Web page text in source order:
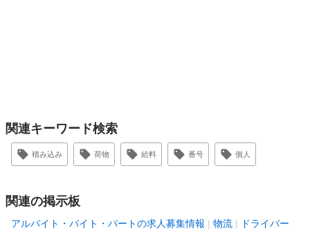
関連キーワード検索
積み込み 荷物 給料 番号 個人
関連の掲示板
アルバイト・バイト・パートの求人募集情報 物流 ドライバー